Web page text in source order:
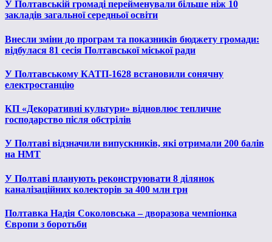
У Полтавській громаді перейменували більше ніж 10
закладів загальної середньої освіти
Внесли зміни до програм та показників бюджету громади:
відбулася 81 сесія Полтавської міської ради
У Полтавському КАТП-1628 встановили сонячну
електростанцію
КП «Декоративні культури» відновлює тепличне
господарство після обстрілів
У Полтаві відзначили випускників, які отримали 200 балів
на НМТ
У Полтаві планують реконструювати 8 ділянок
каналізаційних колекторів за 400 млн грн
Полтавка Надія Соколовська – дворазова чемпіонка
Європи з боротьби